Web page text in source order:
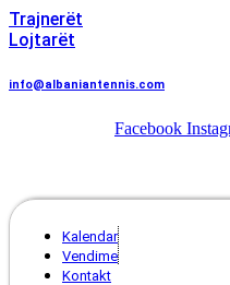
Trajnerët
Lojtarët
info@albaniantennis.com
Facebook
Kalendar
Vendime
Kontakt